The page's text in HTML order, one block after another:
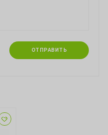
ОТПРАВИТЬ